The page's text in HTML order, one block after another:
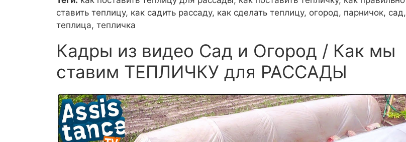
ставить теплицу, как садить рассаду, как сделать теплицу, огород, парничок, сад,
теплица, тепличка
Кадры из видео Сад и Огород / Как мы
ставим ТЕПЛИЧКУ для РАССАДЫ